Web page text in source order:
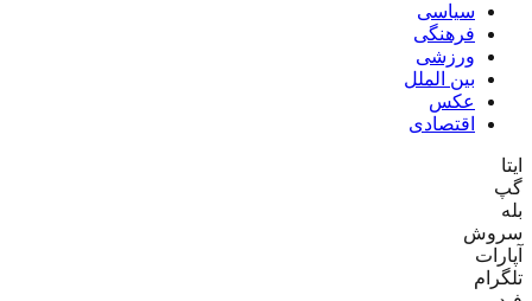
سیاسی
فرهنگی
ورزشی
بین الملل
عکس
اقتصادی